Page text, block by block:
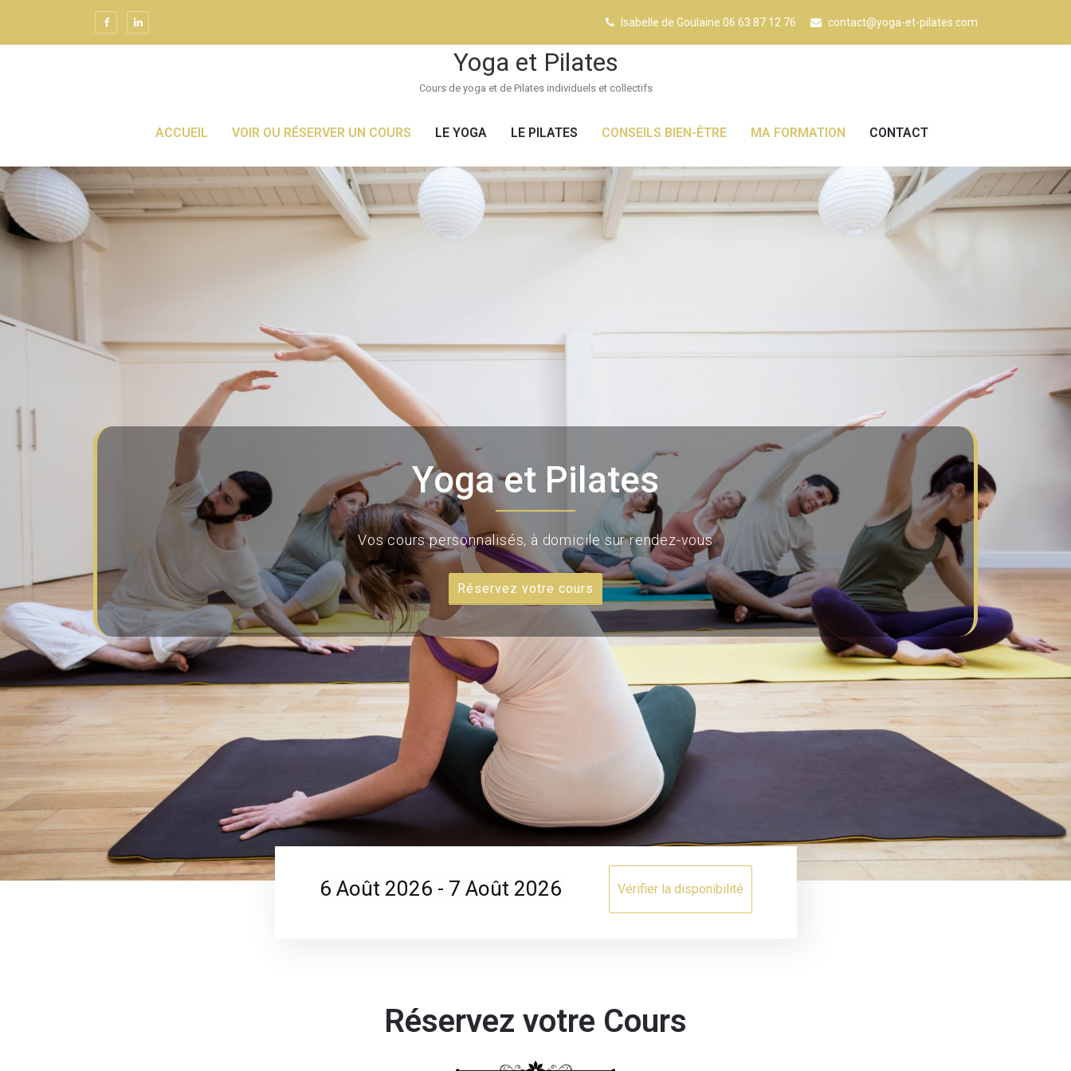
Isabelle de Goulaine 06 63 87 12 76 contact@yoga-et-pilates.com
Yoga et Pilates
Cours de yoga et de Pilates individuels et collectifs
ACCUEIL VOIR OU RÉSERVER UN COURS LE YOGA LE PILATES CONSEILS BIEN-ÊTRE MA FORMATION CONTACT
Yoga et Pilates
Vos cours personnalisés, à domicile sur rendez-vous
Réservez votre cours
Réservez votre Cours